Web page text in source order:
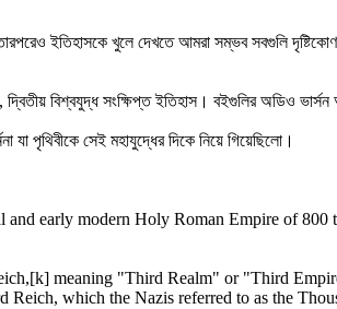
ইতিহাসকে খুলে দেখতে আমরা সম্ভব সবগুলি
দ্বিতীয় বিশ্বযুদ্ধ সংক্ষিপ্ত ইতিহাস। বইগুলির অডিও
যা পৃথিবীকে সেই মহাযুদ্ধের দিকে নিয়ে গিয়েছিলো।
early modern Holy Roman Empire of 800
meaning "Third Realm" or "Third
which the Nazis referred to as the